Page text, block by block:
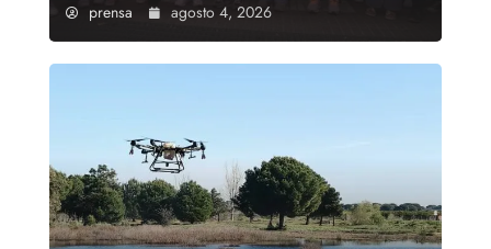
prensa agosto 4, 2026